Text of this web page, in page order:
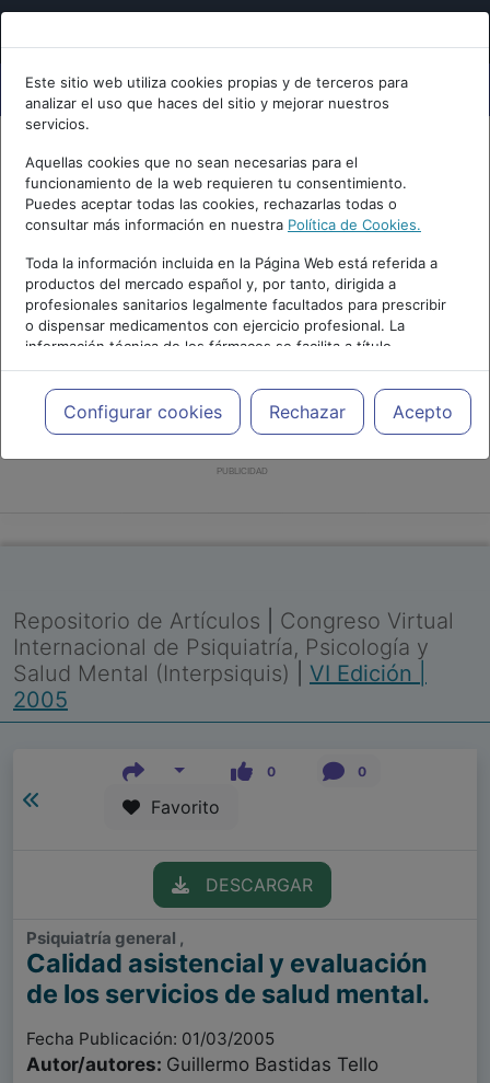
Este sitio web utiliza cookies propias y de terceros para
analizar el uso que haces del sitio y mejorar nuestros
servicios.
Aquellas cookies que no sean necesarias para el
funcionamiento de la web requieren tu consentimiento.
Puedes aceptar todas las cookies, rechazarlas todas o
consultar más información en nuestra Política de Cookies.
Toda la información incluida en la Página Web está referida a
productos del mercado español y, por tanto, dirigida a
profesionales sanitarios legalmente facultados para prescribir
o dispensar medicamentos con ejercicio profesional. La
información técnica de los fármacos se facilita a título
meramente informativo, siendo responsabilidad de los
profesionales facultados prescribir medicamentos y decidir, en
cada caso concreto, el tratamiento más adecuado a las
necesidades del paciente.
Configurar cookies Rechazar Acepto
PUBLICIDAD
Repositorio de Artículos
Congreso Virtual
Internacional de Psiquiatría, Psicología y
Salud Mental (Interpsiquis)
VI Edición |
2005
0 0
Favorito
DESCARGAR
Psiquiatría general ,
Calidad asistencial y evaluación
de los servicios de salud mental.
Fecha Publicación: 01/03/2005
Autor/autores: Guillermo Bastidas Tello